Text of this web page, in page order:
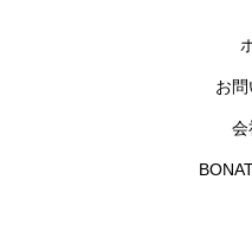
ラン
グッ
お
会